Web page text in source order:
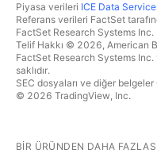
Piyasa verileri ICE Data
Referans verileri FactSet
FactSet Research Systems Inc.
Telif Hakkı © 2026, American
FactSet Research Systems Inc.
saklıdır.
SEC dosyaları ve diğer belgeler
© 2026 TradingView, Inc.
BIR ÜRÜNDEN DAHA FAZLASI